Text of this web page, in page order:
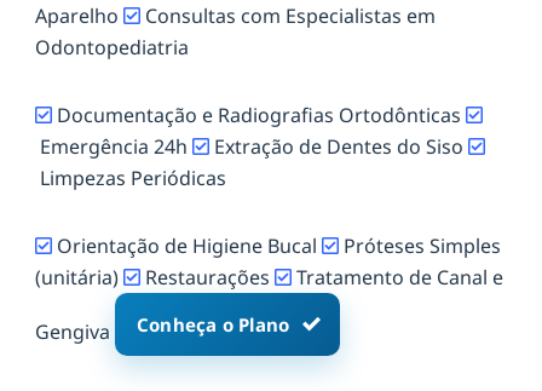
Aparelho
Consultas com Especialistas em
Odontopediatria
Documentação e Radiografias Ortodônticas
Emergência 24h
Extração de Dentes do Siso
Limpezas Periódicas
Orientação de Higiene Bucal
Próteses Simples
(unitária)
Restaurações Tratamento de Canal e
Gengiva Conheça o Plano